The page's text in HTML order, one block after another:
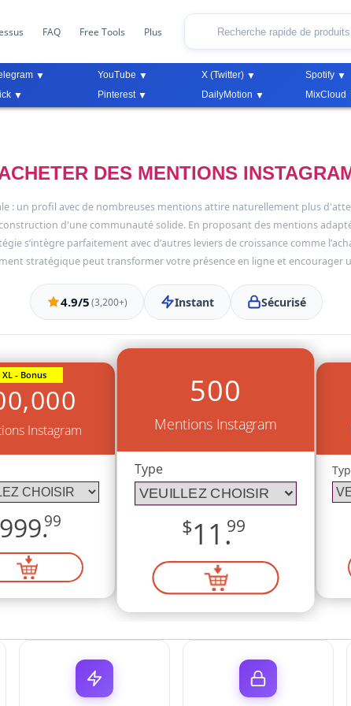
FAQ Free Tools Plus
YouTube X (Twitter) Spotify
Pinterest DailyMotion MixCloud
DES MENTIONS
: un profil avec de nombreuses mentions attire naturellement plus
d'une communauté solide. En proposant des mentions
s’intègre parfaitement avec d’autres leviers de croissance comme
stratégique peut transformer votre présence en ligne et encourager
4.9/5(3,200+) Instant Sécurisé
XL - Bonus
Instagram
999.99
500
Mentions Instagram
Type
$11.99